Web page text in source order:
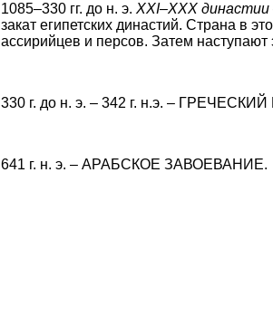
1085–330 гг. до н. э. XXI–XXX
закат египетских династий. Страна в
ассирийцев и персов. Затем наступают
330 г. до н. э. – 342 г. н.э. –
641 г. н. э. – АРАБСКОЕ ЗАВОЕВАНИЕ.